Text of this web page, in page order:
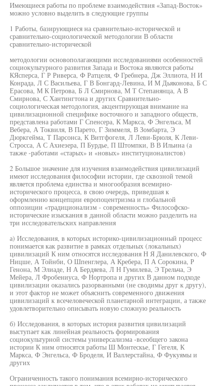
Имеющиеся работы по проблеме взаимодействия «Запад-Восток»
можно условно выделить в следующие группы
1 Работы, базирующиеся на сравнительно-исторической и
сравнительно-социологической методологии В области
сравнительно-исторической
методологии основополагающими исследованиями особенностей
социокультурного развития Запада и Востока являются работы
КЯсперса, Г Р Риверса, Ф Ратцеля, Ф Гребнера, Дж Эллиота, Н И
Конрада, Л С Васильева, Г В Бонгард-Левина, И М Дьяконова, Б С
Ерасова, М К Петрова, Б Л Смирнова, М Т Степанянца, А В
Смирнова, С Хантингтона и других Сравнительно-
социологическая методология, акцентирующая внимание на
цивилизационной специфике восточного и западного обществ,
представлена работами Г Спенсера, К Маркса, Ф Энгельса, М
Вебера, А Токвиля, В Парето, Г Зиммеля, В Зомбарта, Э
Дюркгейма, Т Парсонса, К Витгфогеля, Л Леви-Брюля, К Леви-
Стросса, А С Ахиезера, П Бурдье, П Штомпки, В В Ильина (а
также -работами «старых» и «новых» институционалистов)
2 Большое значение для изучения взаимодействия цивилизаций
имеют исследования философии истории, где сквозной темой
является проблема единства и многообразия всемирно-
исторического процесса, в свою очередь, приведшая к
оформлению концепции европоцентризма и глобальной
оппозиции «традиционализм - современность» Философско-
исторические изыскания в данной области можно разделить на
три исследовательских направления
а) Исследования, в которых историко-цивилизационный процесс
понимается как развитие в рамках отдельных (локальных)
цивилизаций К ним относятся исследования Н Я Данилевского, Ф
Ницше, А Тойнби, О Шпенглера, А Кребера, П А Сорокина, Р
Генона, М Элиаде, Н А Бердяева, Л Н Гумилева, Э Трельча, Э
Мейера, Л Фробениуса, Ф Нортропа и других В данном подходе
цивилизации оказались разорванными (не сводимы друг к другу),
и этот фактор не может объяснить современного движения
цивилизаций к всечеловеческой планетарной интеграции, а также
удовлетворительно описывать новую сложную реальность
б) Исследования, в которых история развития цивилизаций
выступает как линейная реальность формирования
социокультурной системы универсализма -всеобщего закона
истории К ним относятся работы Ш Монтескье, Г Гегеля, К
Маркса, Ф Энгельса, Ф Броделя, И Валлерстайна, Ф Фукуямы и
других
Ограниченность такого понимания всемирно-исторического